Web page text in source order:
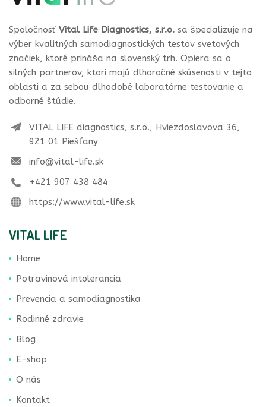
Spoločnosť Vital Life Diagnostics, s.r.o. sa špecializuje na
výber kvalitných samodiagnostických testov svetových
značiek, ktoré prináša na slovenský trh. Opiera sa o
silných partnerov, ktorí majú dlhoročné skúsenosti v tejto
oblasti a za sebou dlhodobé laboratórne testovanie a
odborné štúdie.
VITAL LIFE diagnostics, s.r.o., Hviezdoslavova 36,
921 01 Piešťany
info@vital-life.sk
+421 907 438 484
https://www.vital-life.sk
VITAL LIFE
Home
Potravinová intolerancia
Prevencia a samodiagnostika
Rodinné zdravie
Blog
E-shop
O nás
Kontakt